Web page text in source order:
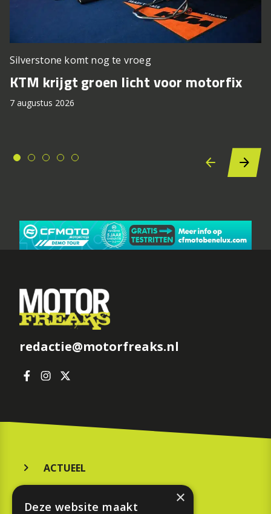
Silverstone komt nog te vroeg
KTM krijgt groen licht voor motorfix
7 augustus 2026
redactie@motorfreaks.nl
ACTUEEL
×
Deze website maakt